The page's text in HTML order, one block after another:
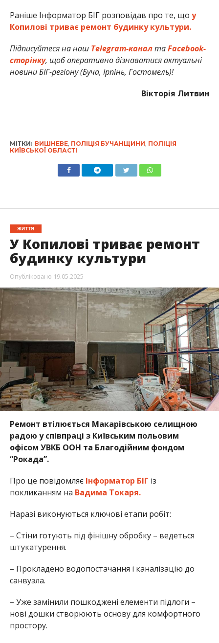
Раніше Інформатор БІГ розповідав про те, що у
Копилові триває ремонт будинку культури.
Підписуйтеся на наш Telegram-каналтаFacebook-
сторінку, щоб оперативно дізнаватися актуальні
новини БІГ-регіону (Буча, Ірпінь, Гостомель)!
Вікторія Литвин
МІТКИ: ВИШНЕВЕ, ПОЛІЦІЯ БУЧАНЩИНИ, ПОЛІЦІЯ
КИЇВСЬКОЇ ОБЛАСТІ
ЖИТТЯ
У Копилові триває ремонт
будинку культури
Опубліковано 19.05.2025
Ремонт втілюється Макарівською селищною
радою у співпраці з Київським польовим
офісом УВКБ ООН та Благодійним фондом
“Рокада”.
Про це повідомляє Інформатор БІГ із
покликанням на Вадима Токаря.
Наразі виконуються ключові етапи робіт:
– Стіни готують під фінішну обробку – ведеться
штукатурення.
– Прокладено водопостачання і каналізацію до
санвузла.
– Уже замінили пошкоджені елементи підлоги –
нові дошки створюють основу для комфортного
простору.